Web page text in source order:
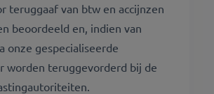
teruggaaf van btw en accijnzen
beoordeeld en, indien van
onze gespecialiseerde
worden teruggevorderd bij de